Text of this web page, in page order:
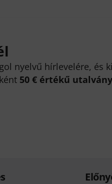
nyelvű hírlevelére, és
50 € értékű utalvány